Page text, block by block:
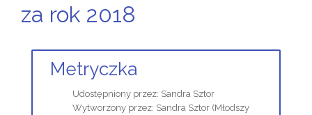
za rok 2018
Metryczka
Udostępniony przez: Sandra Sztor
Wytworzony przez: Sandra Sztor (Młodszy